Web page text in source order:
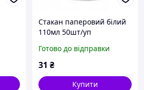
Стакан паперовий білий
110мл 50шт/уп
Готово до відправки
31 ₴
Купити